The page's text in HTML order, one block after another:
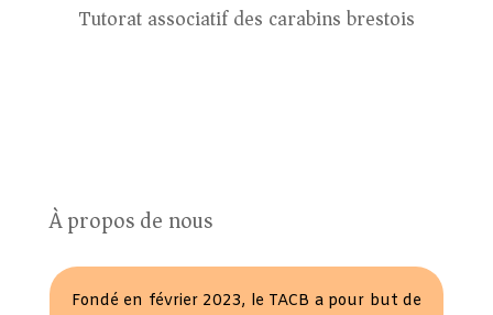
Tutorat associatif des carabins brestois
À propos de nous
Fondé en février 2023, le TACB a pour but de